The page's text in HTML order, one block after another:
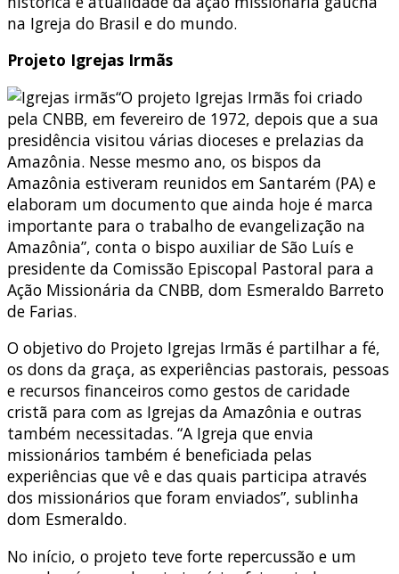
na Igreja do Brasil e do mundo.
Projeto Igrejas Irmãs
“O projeto Igrejas Irmãs foi criado
pela CNBB, em fevereiro de 1972, depois que a sua
presidência visitou várias dioceses e prelazias da
Amazônia. Nesse mesmo ano, os bispos da
Amazônia estiveram reunidos em Santarém (PA) e
elaboram um documento que ainda hoje é marca
importante para o trabalho de evangelização na
Amazônia”, conta o bispo auxiliar de São Luís e
presidente da Comissão Episcopal Pastoral para a
Ação Missionária da CNBB, dom Esmeraldo Barreto
de Farias.
O objetivo do Projeto Igrejas Irmãs é partilhar a fé,
os dons da graça, as experiências pastorais, pessoas
e recursos financeiros como gestos de caridade
cristã para com as Igrejas da Amazônia e outras
também necessitadas. “A Igreja que envia
missionários também é beneficiada pelas
experiências que vê e das quais participa através
dos missionários que foram enviados”, sublinha
dom Esmeraldo.
No início, o projeto teve forte repercussão e um